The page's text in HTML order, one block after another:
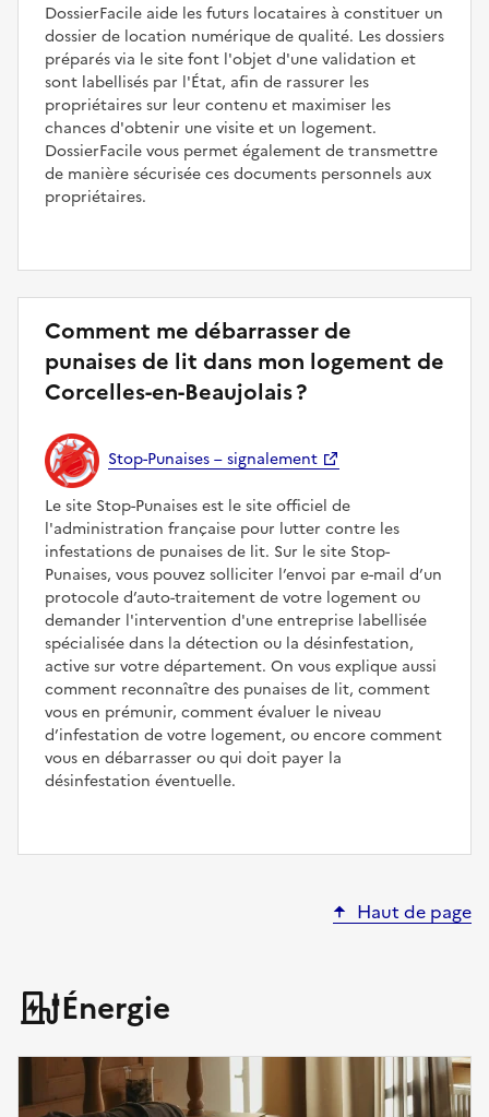
DossierFacile aide les futurs locataires à constituer un
dossier de location numérique de qualité. Les dossiers
préparés via le site font l'objet d'une validation et
sont labellisés par l'État, afin de rassurer les
propriétaires sur leur contenu et maximiser les
chances d'obtenir une visite et un logement.
DossierFacile vous permet également de transmettre
de manière sécurisée ces documents personnels aux
propriétaires.
Comment me débarrasser de
punaises de lit dans mon logement de
Corcelles-en-Beaujolais ?
Stop-Punaises – signalement
Le site Stop-Punaises est le site officiel de
l'administration française pour lutter contre les
infestations de punaises de lit. Sur le site Stop-
Punaises, vous pouvez solliciter l’envoi par e-mail d’un
protocole d’auto-traitement de votre logement ou
demander l'intervention d'une entreprise labellisée
spécialisée dans la détection ou la désinfestation,
active sur votre département. On vous explique aussi
comment reconnaître des punaises de lit, comment
vous en prémunir, comment évaluer le niveau
d’infestation de votre logement, ou encore comment
vous en débarrasser ou qui doit payer la
désinfestation éventuelle.
Haut de page
Énergie